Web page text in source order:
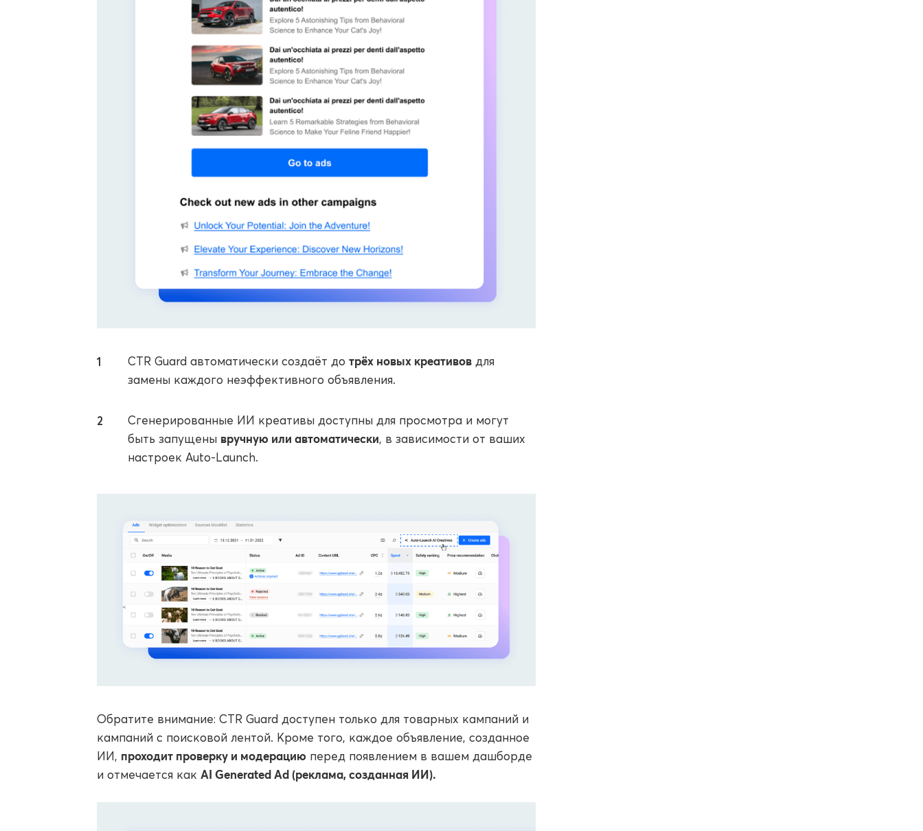
CTR Guard автоматически создаёт до трёх новых креативовдля
замены каждого неэффективного объявления.
Сгенерированные ИИ креативы доступны для просмотра и могут
быть запущены вручную или автоматически, в зависимости от ваших
настроек Auto-Launch.
Обратите внимание: CTR Guard доступен только для товарных кампаний и
кампаний с поисковой лентой. Кроме того, каждое объявление, созданное
ИИ, проходит проверку и модерацию перед появлением в вашем дашборде
и отмечается как AI Generated Ad (реклама, созданная ИИ).